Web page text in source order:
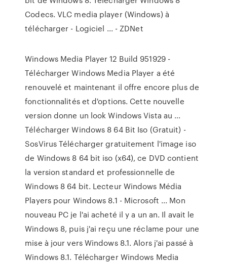
Codecs. VLC media player (Windows) à
télécharger - Logiciel ... - ZDNet
Windows Media Player 12 Build 951929 -
Télécharger Windows Media Player a été
renouvelé et maintenant il offre encore plus de
fonctionnalités et d'options. Cette nouvelle
version donne un look Windows Vista au ...
Télécharger Windows 8 64 Bit Iso (Gratuit) -
SosVirus Télécharger gratuitement l'image iso
de Windows 8 64 bit iso (x64), ce DVD contient
la version standard et professionnelle de
Windows 8 64 bit. Lecteur Windows Média
Players pour Windows 8.1 - Microsoft ... Mon
nouveau PC je l'ai acheté il y a un an. Il avait le
Windows 8, puis j'ai reçu une réclame pour une
mise à jour vers Windows 8.1. Alors j'ai passé à
Windows 8.1. Télécharger Windows Media